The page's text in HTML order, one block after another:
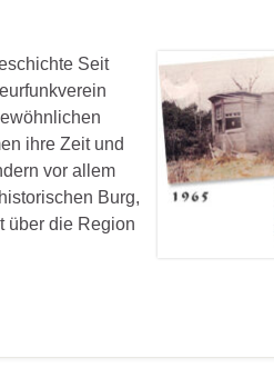
Seit
ihre Zeit und
vor allem
Burg,
über die Region